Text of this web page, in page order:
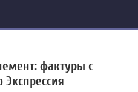
фактуры с